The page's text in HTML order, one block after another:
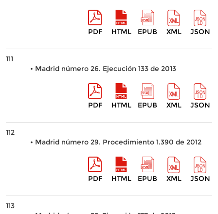
PDF HTML EPUB XML JSON
111
• Madrid número 26. Ejecución 133 de 2013
PDF HTML EPUB XML JSON
112
• Madrid número 29. Procedimiento 1.390 de 2012
PDF HTML EPUB XML JSON
113